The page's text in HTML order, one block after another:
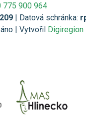
775 900 964
| Datová schránka:
| Vytvořil Digiregion